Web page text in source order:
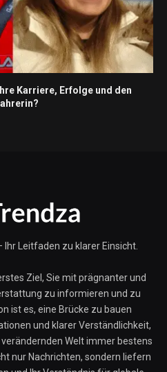
Karriere, Erfolge und den
Leitfaden zu klarer Einsicht.
Ziel, Sie mit prägnanter und
zu informieren und zu
ist es, eine Brücke zu bauen
und klarer Verständlichkeit,
Welt immer bestens
nur Nachrichten, sondern liefern